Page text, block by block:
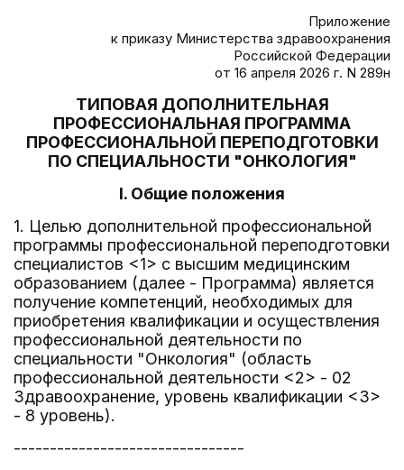
Приложение
к приказу Министерства здравоохранения
Российской Федерации
от 16 апреля 2026 г. N 289н
ТИПОВАЯ ДОПОЛНИТЕЛЬНАЯ
ПРОФЕССИОНАЛЬНАЯ ПРОГРАММА
ПРОФЕССИОНАЛЬНОЙ ПЕРЕПОДГОТОВКИ
ПО СПЕЦИАЛЬНОСТИ "ОНКОЛОГИЯ"
I. Общие положения
1. Целью дополнительной профессиональной
программы профессиональной переподготовки
специалистов <1> с высшим медицинским
образованием (далее - Программа) является
получение компетенций, необходимых для
приобретения квалификации и осуществления
профессиональной деятельности по
специальности "Онкология" (область
профессиональной деятельности <2> - 02
Здравоохранение, уровень квалификации <3>
- 8 уровень).
--------------------------------